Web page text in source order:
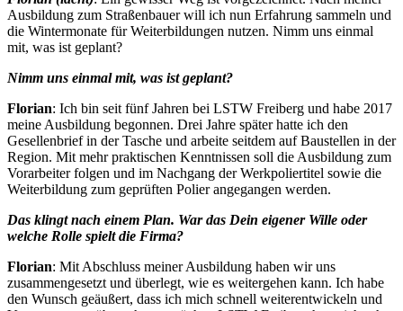
Ausbildung zum Straßenbauer will ich nun Erfahrung sammeln und
die Wintermonate für Weiterbildungen nutzen. Nimm uns einmal
mit, was ist geplant?
Nimm uns einmal mit, was ist geplant?
Florian: Ich bin seit fünf Jahren bei LSTW Freiberg und habe 2017
meine Ausbildung begonnen. Drei Jahre später hatte ich den
Gesellenbrief in der Tasche und arbeite seitdem auf Baustellen in der
Region. Mit mehr praktischen Kenntnissen soll die Ausbildung zum
Vorarbeiter folgen und im Nachgang der Werkpoliertitel sowie die
Weiterbildung zum geprüften Polier angegangen werden.
Das klingt nach einem Plan. War das Dein eigener Wille oder
welche Rolle spielt die Firma?
Florian: Mit Abschluss meiner Ausbildung haben wir uns
zusammengesetzt und überlegt, wie es weitergehen kann. Ich habe
den Wunsch geäußert, dass ich mich schnell weiterentwickeln und